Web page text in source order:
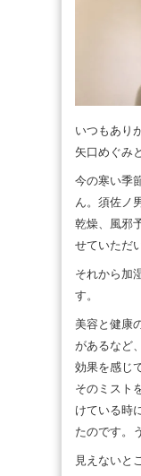
いつもあり
矢口めぐみ
今の寒い季
ん。須佐ノ
乾燥、風邪
せていただ
それから加
す。
美容と健康
があるなど
効果を感じ
そのミスト
けている時
たのです。
見えないと